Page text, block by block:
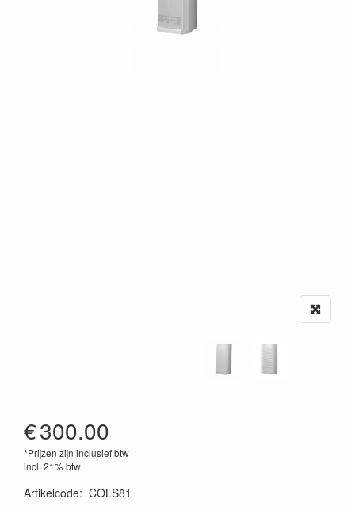
€300.00
*Prijzen zijn inclusief btw
incl. 21% btw
Artikelcode: COLS81